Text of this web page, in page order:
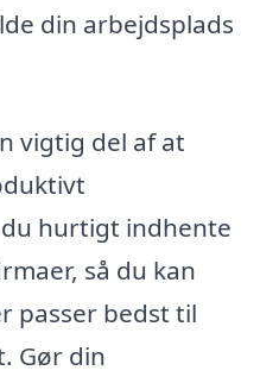
din arbejdsplads
vigtig del af at
hurtigt indhente
så du kan
passer bedst til
Gør din